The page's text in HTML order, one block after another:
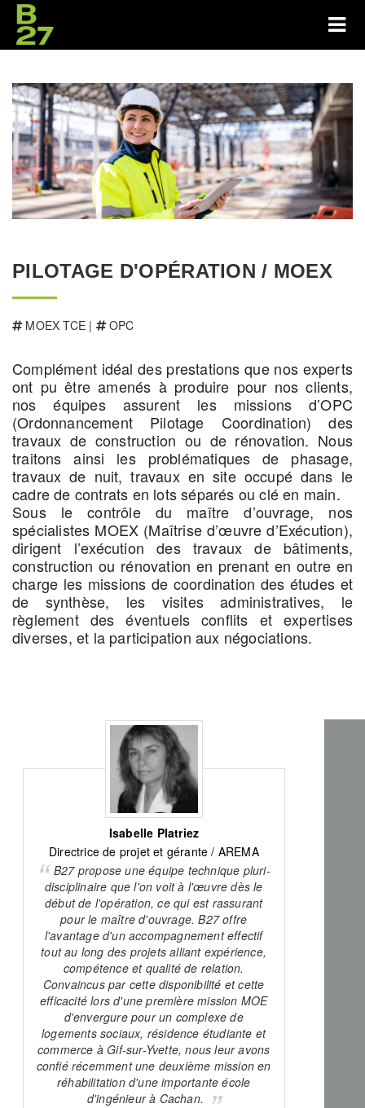
PILOTAGE D'OPÉRATION / MOEX
MOEX TCE | OPC
Complément idéal des prestations que nos experts
ont pu être amenés à produire pour nos clients,
nos équipes assurent les missions d’OPC
(Ordonnancement Pilotage Coordination) des
travaux de construction ou de rénovation. Nous
traitons ainsi les problématiques de phasage,
travaux de nuit, travaux en site occupé dans le
cadre de contrats en lots séparés ou clé en main.
Sous le contrôle du maître d’ouvrage, nos
spécialistes MOEX (Maîtrise d’œuvre d’Exécution),
dirigent l’exécution des travaux de bâtiments,
construction ou rénovation en prenant en outre en
charge les missions de coordination des études et
de synthèse, les visites administratives, le
règlement des éventuels conflits et expertises
diverses, et la participation aux négociations.
Isabelle Platriez
Directrice de projet et gérante / AREMA
B27 propose une équipe technique pluri-
disciplinaire que l'on voit à l'œuvre dès le
début de l'opération, ce qui est rassurant
pour le maître d'ouvrage. B27 offre
l'avantage d'un accompagnement effectif
tout au long des projets alliant expérience,
compétence et qualité de relation.
Convaincus par cette disponibilité et cette
efficacité lors d'une première mission MOE
d'envergure pour un complexe de
logements sociaux, résidence étudiante et
commerce à Gif-sur-Yvette, nous leur avons
confié récemment une deuxième mission en
réhabilitation d'une importante école
d'ingénieur à Cachan.